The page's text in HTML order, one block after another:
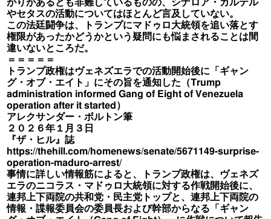
がりがあるとも非難しているものの、シナロア・カルテル
やセタスの活動についてはほとんど言及していない。
この法廷闘争は、トランプにマドゥロ大統領を追い落とす
権限があったかどうかという疑問にも悩まされることは間
違いないところだ。
＝＝＝＝＝
トランプ政権はヴェネズエラでの活動開始後に「ギャン
グ・オブ・エイト」にその旨を通知した（Trump
administration informed Gang of Eight of Venezuela
operation after it started）
アレクサンダー・ボルトン筆
２０２６年１月３日
『ザ・ヒル』誌
https://thehill.com/homenews/senate/5671149-surprise-
operation-maduro-arrest/
事情に詳しい情報筋によると、トランプ政権は、ヴェネズ
エラのニコラス・マドゥロ大統領に対する作戦開始後に、
連邦上下両院の共和党・民主党トップと、連邦上下両院の
情報・諜報委員会の委員長および幹部からなる「ギャン